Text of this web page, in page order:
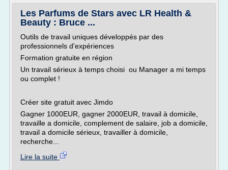
Les Parfums de Stars avec LR Health &
Beauty : Bruce ...
Outils de travail uniques développés par des
professionnels d'expériences
Formation gratuite en région
Un travail sérieux à temps choisi ou Manager a mi temps
ou complet !
Créer site gratuit avec Jimdo
Gagner 1000EUR, gagner 2000EUR, travail à domicile,
travaille a domicile, complement de salaire, job a domicile,
travail a domicile sérieux, travailler à domicile,
recherche...
Lire la suite